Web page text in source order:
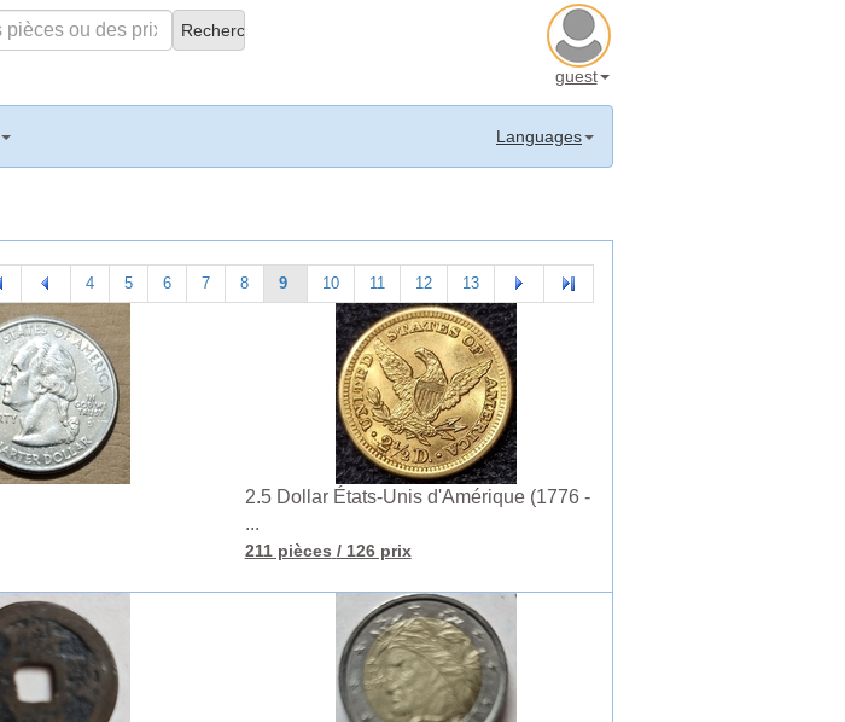
guest
Languages
4 5 6 7 8 9 10 11 12 13
2.5 Dollar États-Unis d'Amérique (1776 -
...
211 pièces / 126 prix